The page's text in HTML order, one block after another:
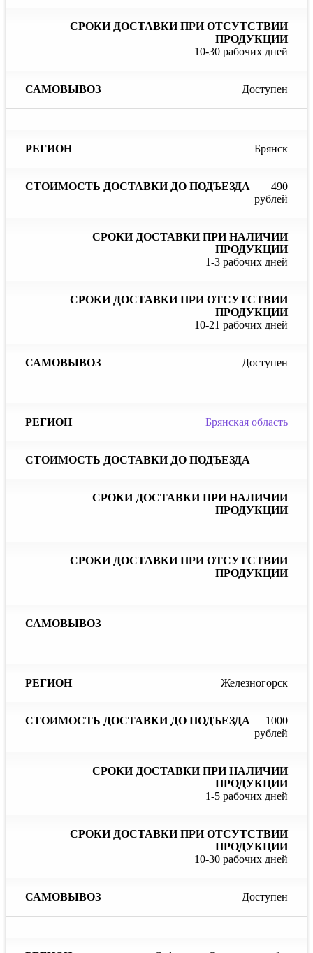
10-30 рабочих дней
Доступен
Брянск
490
рублей
1-3 рабочих дней
10-21 рабочих дней
Доступен
Брянская область
Железногорск
1000
рублей
1-5 рабочих дней
10-30 рабочих дней
Доступен